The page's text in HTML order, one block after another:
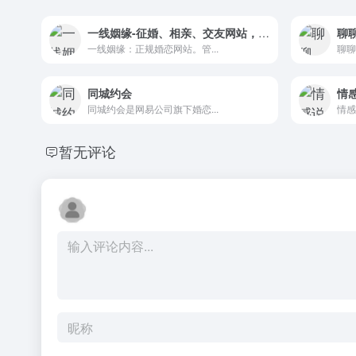
一线姻缘-征婚、相亲、交友网站，真实、安全、成功率高!
一线姻缘：正规婚恋网站。管...
聊
聊
同城约会
同城约会是网易公司旗下婚恋...
情
情
暂无评论